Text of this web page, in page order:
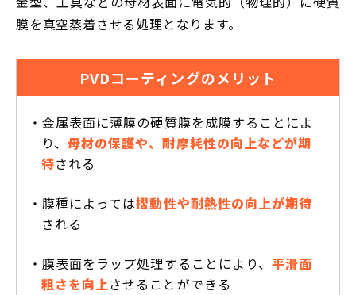
膜を真空蒸着させる処理となります。
PVDコーティングのメリット
・金属表面に薄膜の硬質膜を成膜することによ
り、母材の保護や、耐摩耗性の向上などが期
待される
・膜種によっては摺動性や耐熱性の向上が期待
される
・膜表面をラップ処理することにより、 平滑面
粗さを向上させることができる